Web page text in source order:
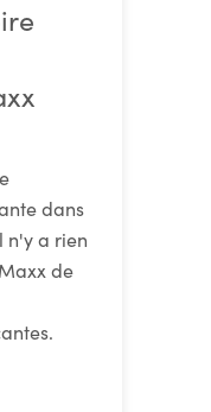
dans
n'y a rien
de